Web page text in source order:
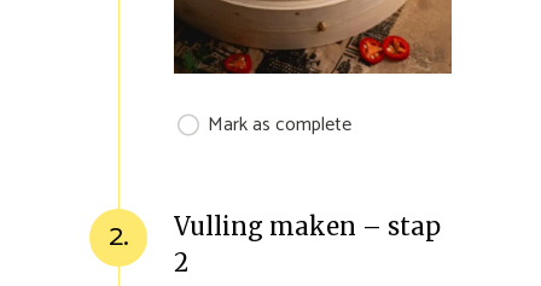
Mark as complete
2.
Vulling maken – stap
2